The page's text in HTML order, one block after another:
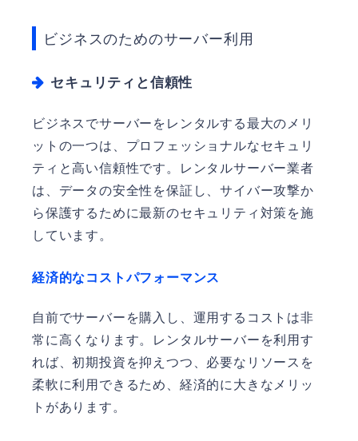
ビジネスのためのサーバー利用
セキュリティと信頼性
ビジネスでサーバーをレンタルする最大のメリ
ットの一つは、プロフェッショナルなセキュリ
ティと高い信頼性です。レンタルサーバー業者
は、データの安全性を保証し、サイバー攻撃か
ら保護するために最新のセキュリティ対策を施
しています。
経済的なコストパフォーマンス
自前でサーバーを購入し、運用するコストは非
常に高くなります。レンタルサーバーを利用す
れば、初期投資を抑えつつ、必要なリソースを
柔軟に利用できるため、経済的に大きなメリッ
トがあります。